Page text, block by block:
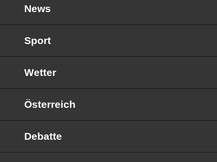
News
Sport
Wetter
Österreich
Debatte